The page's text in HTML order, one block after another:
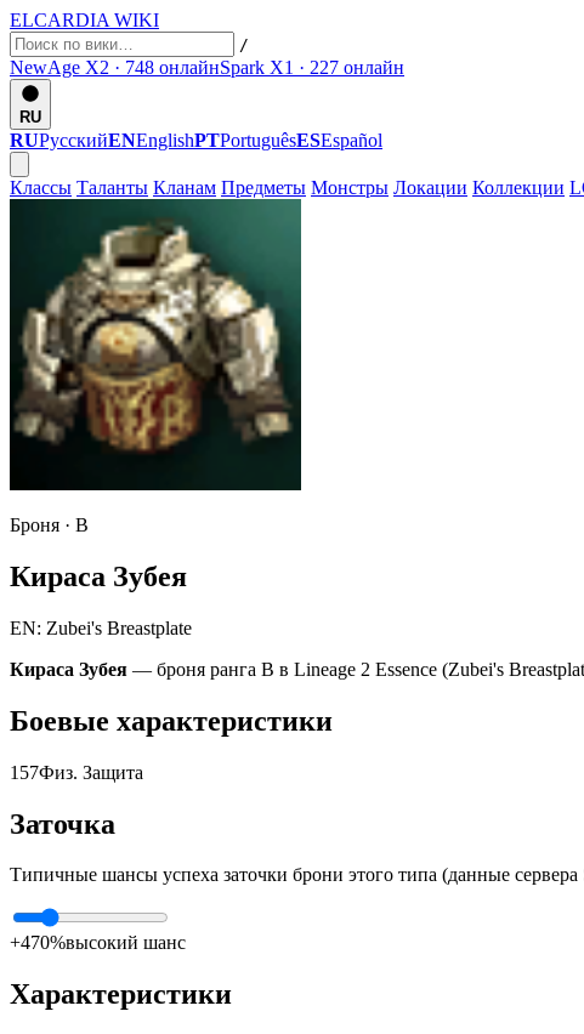
ELCARDIA WIKI
/
NewAge X2 · 748 онлайнSpark X1 · 227 онлайн
RU
RUРусскийENEnglishPTPortuguêsESEspañol
Классы Таланты Кланам Предметы Монстры Локации Коллекции
Броня · B
Кираса Зубея
EN: Zubei's Breastplate
Кираса Зубея — броня ранга B в Lineage 2 Essence (Zubei's
Боевые характеристики
157Физ. Защита
Заточка
Типичные шансы успеха заточки брони этого типа (данные
+470%высокий шанс
Характеристики